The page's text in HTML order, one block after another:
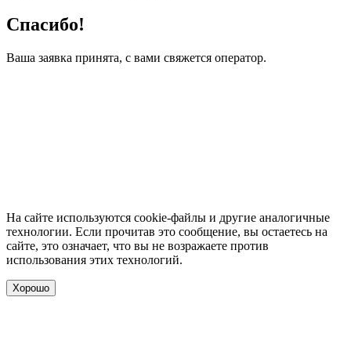
Спасибо!
Ваша заявка принята, с вами свяжется оператор.
На сайте используются cookie-файлы и другие аналогичные
технологии. Если прочитав это сообщение, вы остаетесь на
сайте, это означает, что вы не возражаете против
использования этих технологий.
Хорошо